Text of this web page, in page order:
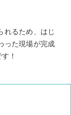
れるため、はじ
った現場が完成
！
仕事ができます。
安でしたが、社員
ので楽しく働けて